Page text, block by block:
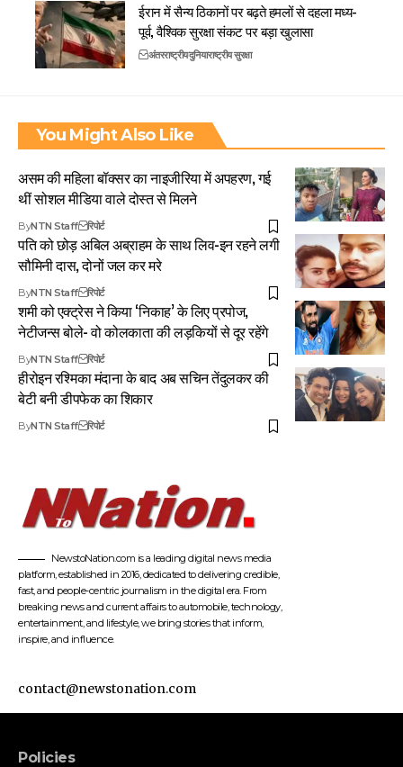
ईरान में सैन्य ठिकानों पर बढ़ते हमलों से दहला मध्य-
पूर्व, वैश्विक सुरक्षा संकट पर बड़ा खुलासा
अंतरराष्ट्रीयदुनियाराष्ट्रीय सुरक्षा
You Might Also Like
असम की महिला बॉक्सर का नाइजीरिया में अपहरण, गई
थीं सोशल मीडिया वाले दोस्त से मिलने
ByNTN Staff रिपोर्ट
पति को छोड़ अबिल अब्राहम के साथ लिव-इन रहने लगी
सौमिनी दास, दोनों जल कर मरे
ByNTN Staff रिपोर्ट
शमी को एक्ट्रेस ने किया ‘निकाह’ के लिए प्रपोज,
नेटीजन्स बोले- वो कोलकाता की लड़कियों से दूर रहेंगे
ByNTN Staff रिपोर्ट
हीरोइन रश्मिका मंदाना के बाद अब सचिन तेंदुलकर की
बेटी बनी डीपफेक का शिकार
ByNTN Staff रिपोर्ट
NewstoNation.com is a leading digital news media
platform, established in 2016, dedicated to delivering credible,
fast, and people-centric journalism in the digital era. From
breaking news and current affairs to automobile, technology,
entertainment, and lifestyle, we bring stories that inform,
inspire, and influence.
contact@newstonation.com
Policies